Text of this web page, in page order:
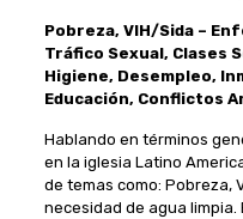
Pobreza, VIH/Sida –
Tráfico Sexual, Clases
Higiene, Desempleo,
Educación, Conflictos
Hablando en términos
en la iglesia Latino
de temas como: Pobreza,
necesidad de agua